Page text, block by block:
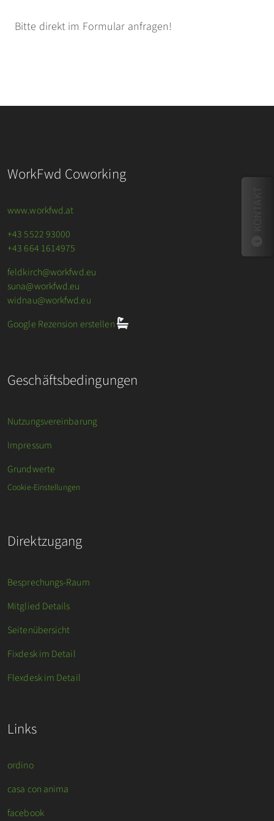
Bitte direkt im Formular anfragen!
WorkFwd Coworking
www.workfwd.at
+43 5522 93000
+43 664 1614975
feldkirch@workfwd.eu
suna@workfwd.eu
widnau@workfwd.eu
Google Rezension erstellen
Geschäftsbedingungen
Nutzungsvereinbarung
Impressum
Grundwerte
Cookie-Einstellungen
Direktzugang
Besprechungs-Raum
Mitglied Details
Seitenübersicht
Fixdesk im Detail
Flexdesk im Detail
Links
ordino
casa con anima
facebook